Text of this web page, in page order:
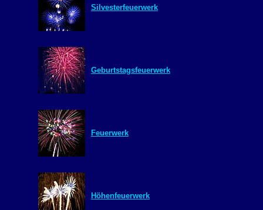
Silvesterfeuerwerk
Geburtstagsfeuerwerk
Feuerwerk
Höhenfeuerwerk